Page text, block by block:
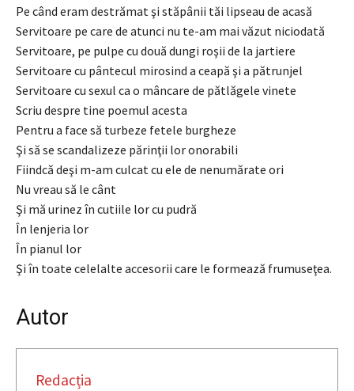
Pe când eram destrămat şi stăpânii tăi lipseau de acasă
Servitoare pe care de atunci nu te-am mai văzut niciodată
Servitoare, pe pulpe cu două dungi roşii de la jartiere
Servitoare cu pântecul mirosind a ceapă şi a pătrunjel
Servitoare cu sexul ca o mâncare de pătlăgele vinete
Scriu despre tine poemul acesta
Pentru a face să turbeze fetele burgheze
Şi să se scandalizeze părinţii lor onorabili
Fiindcă deşi m-am culcat cu ele de nenumărate ori
Nu vreau să le cânt
Şi mă urinez în cutiile lor cu pudră
În lenjeria lor
În pianul lor
Şi în toate celelalte accesorii care le formează frumuseţea.
Autor
Redacția